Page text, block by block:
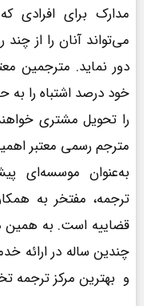
مدارک برای افرادی
می‌تواند آنان را از
دور نماید. مترجمین
خود درصد اشتباه را
را تحویل مشتری
مترجم رسمی معتبر
به‌عنوان موسسه‌ای
ترجمه، مفتخر به
قضاییه است. به همین
چندین ساله در ارائه
و بهترین مرکز